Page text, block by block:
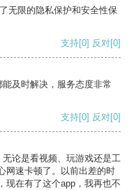
无限的隐私保护和安全性保
支持[0] 反对[0]
及时解决，服务态度非常
支持[0] 反对[0]
论是看视频、玩游戏还是工
网速卡顿了。以前出差的时
现在有了这个app，我再也不